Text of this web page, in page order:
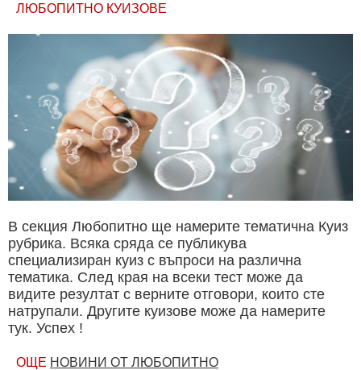
ЛЮБОПИТНО КУИЗОВЕ
В секция Любопитно ще намерите тематична Куиз
рубрика. Всяка сряда се публикува
специализиран куиз с въпроси на различна
тематика. След края на всеки тест може да
видите резултат с верните отговори, които сте
натрупали. Другите куизове може да намерите
тук. Успех !
ОЩЕ НОВИНИ ОТ ЛЮБОПИТНО